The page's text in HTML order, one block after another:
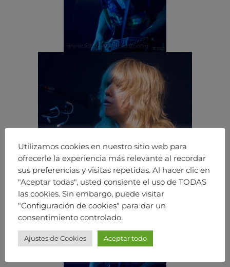
Utilizamos cookies en nuestro sitio web para
ofrecerle la experiencia más relevante al recordar
sus preferencias y visitas repetidas. Al hacer clic en
"Aceptar todas", usted consiente el uso de TODAS
las cookies. Sin embargo, puede visitar
"Configuración de cookies" para dar un
consentimiento controlado.
Ajustes de Cookies Aceptar todo